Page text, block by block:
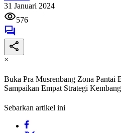
31 Januari 2024
576
×
Buka Pra Musrenbang Zona Pantai
Sampaikan Empat Strategi
Sebarkan artikel ini